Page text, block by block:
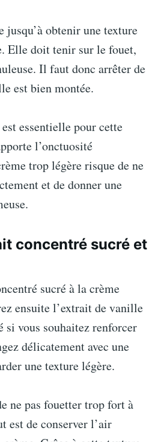
jusqu’à obtenir une texture
Elle doit tenir sur le fouet,
Il faut donc arrêter de
est bien montée.
essentielle pour cette
l’onctuosité
trop légère risque de ne
et de donner une
concentré sucré et
sucré à la crème
ensuite l’extrait de vanille
si vous souhaitez renforcer
délicatement avec une
une texture légère.
ne pas fouetter trop fort à
est de conserver l’air